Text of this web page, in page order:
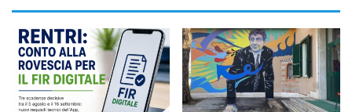
ogni euro investito in sicurezza può generare un ritorno
economico fino a2,2 euro , grazie alla riduzione di
assenze, contenziosi e inefficienze operative.